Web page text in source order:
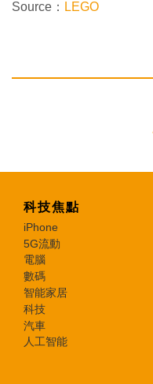
Source： LEGO
科技焦點
iPhone
5G流動
電腦
數碼
智能家居
科技
汽車
人工智能